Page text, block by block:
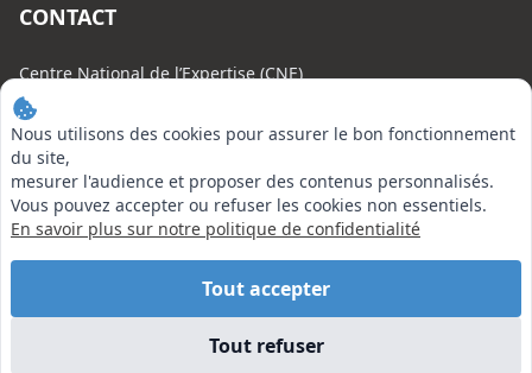
Nous utilisons des cookies pour assurer le bon fonctionnement
du site,
mesurer l'audience et proposer des contenus personnalisés.
Vous pouvez accepter ou refuser les cookies non essentiels.
En savoir plus sur notre politique de confidentialité
Tout accepter
Tout refuser
CONTACT
Centre National de l’Expertise (CNE)
20 rue Henri Regnault, 75008 Paris
N°VERT : 0800 00 80 89
EN SAVOIR PLUS
Liens utiles